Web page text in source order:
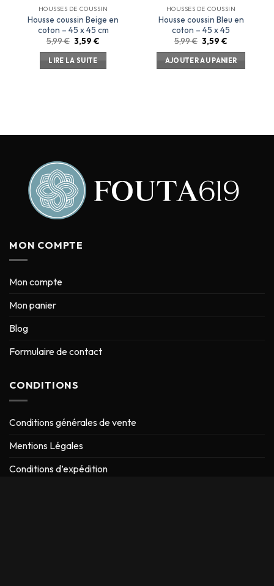
HOUSSES DE COUSSIN
Housse coussin Beige en
coton – 45 x 45 cm
5,99€ 3,59€
LIRE LA SUITE
HOUSSES DE COUSSIN
Housse coussin Bleu en
coton – 45 x 45
5,99€ 3,59€
AJOUTER AU PANIER
MON COMPTE
Mon compte
Mon panier
Blog
Formulaire de contact
CONDITIONS
Conditions générales de vente
Mentions Légales
Conditions d’expédition